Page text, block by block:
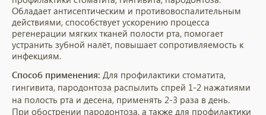
Обладает антисептическим и противовоспалительным
действиями, способствует ускорению процесса
регенерации мягких тканей полости рта, помогает
устранить зубной налёт, повышает сопротивляемость к
инфекциям.
Способ применения: Для профилактики стоматита,
гингивита, пародонтоза распылить спрей 1-2 нажатиями
на полость рта и десена, применять 2-3 раза в день.
При обострении пародонтоза, а также для профилактики